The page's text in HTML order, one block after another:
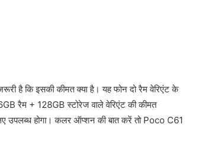
है कि इसकी कीमत क्या है। यह फोन दो रैम वेरिएंट के
रैम + 128GB स्टोरेज वाले वेरिएंट की कीमत
उपलब्ध होगा। कलर ऑप्शन की बात करें तो Poco C61